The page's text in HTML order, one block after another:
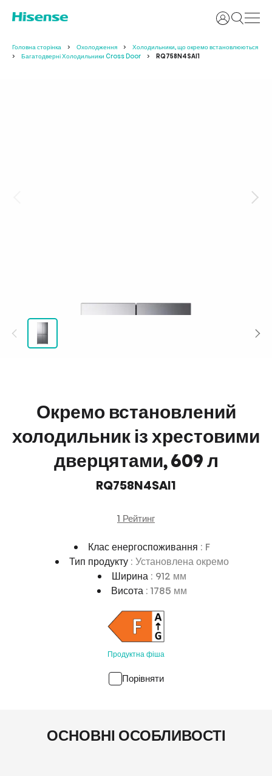
Увійти
Головна сторінка Охолодження
Холодильники, що окремо встановлюються
Багатодверні Холодильники Cross Door
RQ758N4SAI1
Окремо встановлений
холодильник із хрестовими
дверцятами, 609 л
RQ758N4SAI1
1 Рейтинг
Клас енергоспоживання : F
Тип продукту : Установлена окремо
Ширина : 912 мм
Висота : 1785 мм
Продуктна фіша
Порівняти
ОСНОВНІ ОСОБЛИВОСТІ